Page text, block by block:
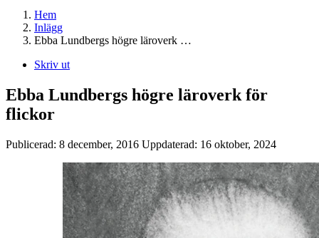
Hem
Inlägg
Ebba Lundbergs högre läroverk …
Skriv ut
Ebba Lundbergs högre läroverk för
flickor
Publicerad: 8 december, 2016 Uppdaterad: 16 oktober, 2024